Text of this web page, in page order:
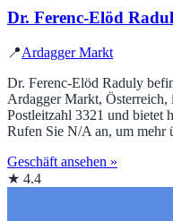
Dr. Ferenc-Elöd
📍Ardagger Markt
Dr. Ferenc-Elöd Raduly
Ardagger Markt,
Postleitzahl 3321 und bietet
Rufen Sie N/A an, um mehr
Geschäft ansehen »
★ 4.4